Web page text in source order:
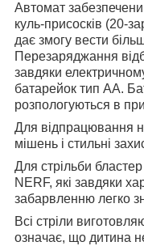
Автомат
куль-присосків (20-
дає змогу вести
Перезаряджання
завдяки
батарейок тип АА.
розпологуються в
Для відпрацювання
мішень і стильні
Для стрільби
NERF, які завдяки
забарвленню легко
Всі стріли
означає, що дитина